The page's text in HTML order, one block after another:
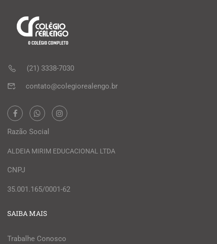
(21) 3338-7030
contato@colegiorealengo.br
Razão Social
ALDEIA MIRIM EDUCACIONAL LTDA
CNPJ
35.001.165/0001-62
SAIBA MAIS
Trabalhe Conosco